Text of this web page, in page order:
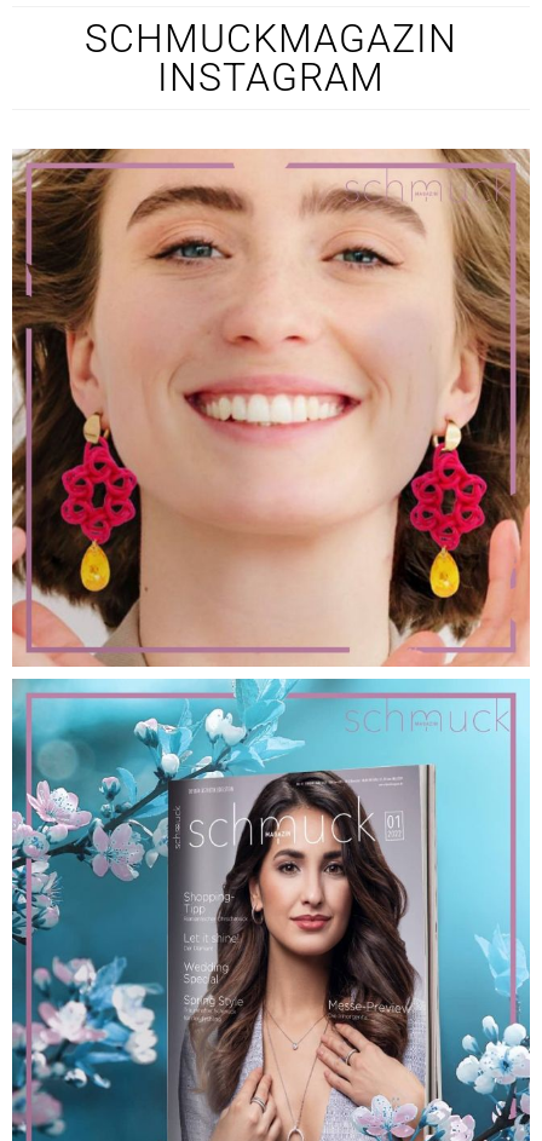
SCHMUCKMAGAZIN
INSTAGRAM